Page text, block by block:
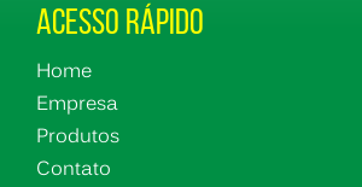
Acesso Rápido
Home
Empresa
Produtos
Contato